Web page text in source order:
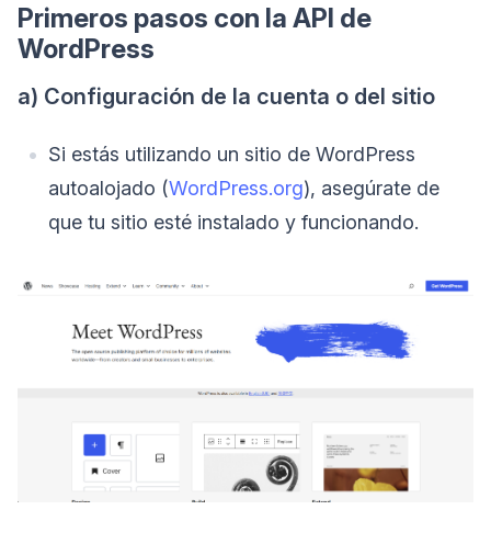
Primeros pasos con la API de
WordPress
a) Configuración de la cuenta o del sitio
Si estás utilizando un sitio de WordPress
autoalojado (WordPress.org), asegúrate de
que tu sitio esté instalado y funcionando.